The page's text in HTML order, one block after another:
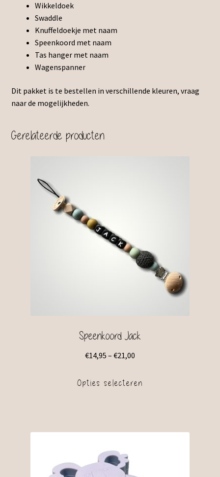
Wikkeldoek
Swaddle
Knuffeldoekje met naam
Speenkoord met naam
Tas hanger met naam
Wagenspanner
Dit pakket is te bestellen in verschillende kleuren, vraag
naar de mogelijkheden.
Gerelateerde producten
Speenkoord Jack
€14,95 – €21,00
Opties selecteren